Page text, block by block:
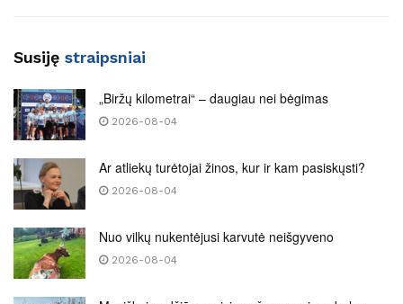
Susiję straipsniai
„Biržų kilometrai“ – daugiau nei bėgimas
2026-08-04
Ar atliekų turėtojai žinos, kur ir kam pasiskųsti?
2026-08-04
Nuo vilkų nukentėjusi karvutė neišgyveno
2026-08-04